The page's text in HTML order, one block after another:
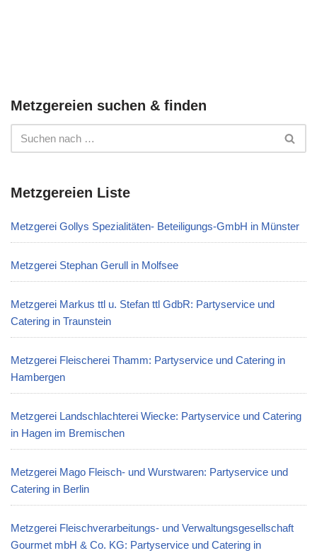
Metzgereien suchen & finden
Metzgereien Liste
Metzgerei Gollys Spezialitäten- Beteiligungs-GmbH in Münster
Metzgerei Stephan Gerull in Molfsee
Metzgerei Markus ttl u. Stefan ttl GdbR: Partyservice und
Catering in Traunstein
Metzgerei Fleischerei Thamm: Partyservice und Catering in
Hambergen
Metzgerei Landschlachterei Wiecke: Partyservice und Catering
in Hagen im Bremischen
Metzgerei Mago Fleisch- und Wurstwaren: Partyservice und
Catering in Berlin
Metzgerei Fleischverarbeitungs- und Verwaltungsgesellschaft
Gourmet mbH & Co. KG: Partyservice und Catering in